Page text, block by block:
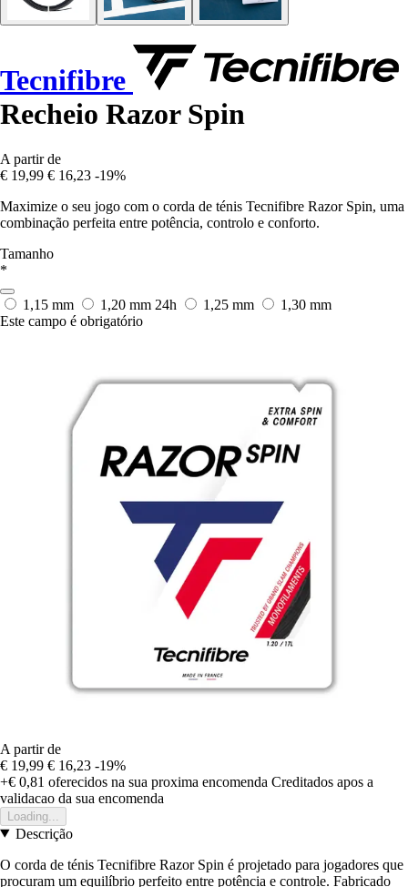
Tecnifibre
Recheio Razor Spin
A partir de
€ 19,99 € 16,23 -19%
Maximize o seu jogo com o corda de ténis Tecnifibre Razor Spin, uma
combinação perfeita entre potência, controlo e conforto.
Tamanho
*
1,15 mm 1,20 mm 24h 1,25 mm
1,30 mm
Este campo é obrigatório
A partir de
€ 19,99 € 16,23 -19%
+€ 0,81 oferecidos na sua proxima encomenda Creditados apos a
validacao da sua encomenda
Loading...
Descrição
O corda de ténis Tecnifibre Razor Spin é projetado para jogadores que
procuram um equilíbrio perfeito entre potência e controle. Fabricado